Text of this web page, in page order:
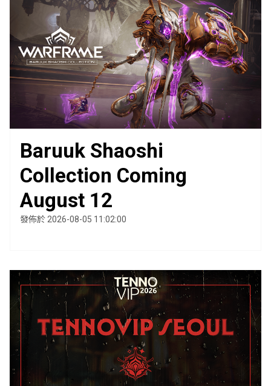
Baruuk Shaoshi
Collection Coming
August 12
發佈於 2026-08-05 11:02:00